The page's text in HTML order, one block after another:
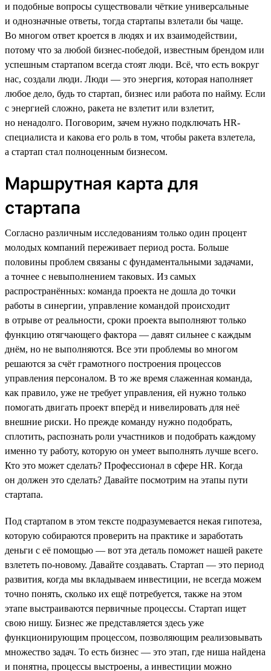
и подобные вопросы существовали чёткие универсальные
и однозначные ответы, тогда стартапы взлетали бы чаще.
Во многом ответ кроется в людях и их взаимодействии,
потому что за любой бизнес-победой, известным брендом или
успешным стартапом всегда стоят люди. Всё, что есть вокруг
нас, создали люди. Люди — это энергия, которая наполняет
любое дело, будь то стартап, бизнес или работа по найму. Если
с энергией сложно, ракета не взлетит или взлетит,
но ненадолго. Поговорим, зачем нужно подключать HR-
специалиста и какова его роль в том, чтобы ракета взлетела,
а стартап стал полноценным бизнесом.
Маршрутная карта для
стартапа
Согласно различным исследованиям только один процент
молодых компаний переживает период роста. Больше
половины проблем связаны с фундаментальными задачами,
а точнее с невыполнением таковых. Из самых
распространённых: команда проекта не дошла до точки
работы в синергии, управление командой происходит
в отрыве от реальности, сроки проекта выполняют только
функцию отягчающего фактора — давят сильнее с каждым
днём, но не выполняются. Все эти проблемы во многом
решаются за счёт грамотного построения процессов
управления персоналом. В то же время слаженная команда,
как правило, уже не требует управления, ей нужно только
помогать двигать проект вперёд и нивелировать для неё
внешние риски. Но прежде команду нужно подобрать,
сплотить, распознать роли участников и подобрать каждому
именно ту работу, которую он умеет выполнять лучше всего.
Кто это может сделать? Профессионал в сфере HR. Когда
он должен это сделать? Давайте посмотрим на этапы пути
стартапа.
Под стартапом в этом тексте подразумевается некая гипотеза,
которую собираются проверить на практике и заработать
деньги с её помощью — вот эта деталь поможет нашей ракете
взлететь по-новому. Давайте создавать. Стартап — это период
развития, когда мы вкладываем инвестиции, не всегда можем
точно понять, сколько их ещё потребуется, также на этом
этапе выстраиваются первичные процессы. Стартап ищет
свою нишу. Бизнес же представляется здесь уже
функционирующим процессом, позволяющим реализовывать
множество задач. То есть бизнес — это этап, где ниша найдена
и понятна, процессы выстроены, а инвестиции можно